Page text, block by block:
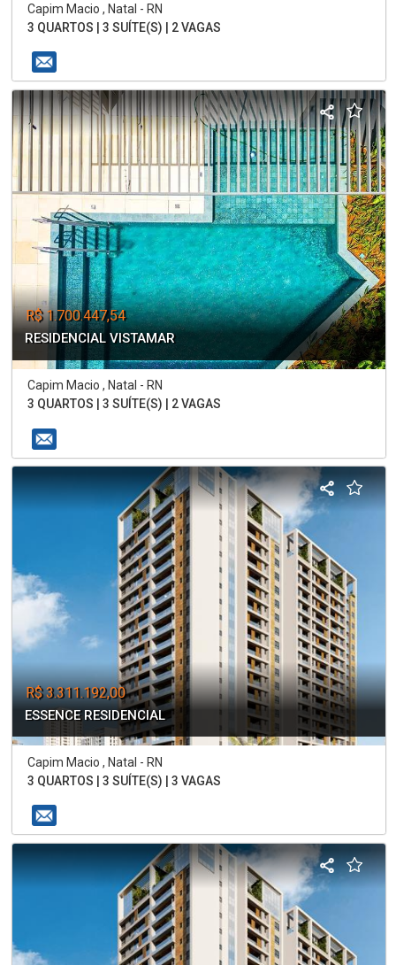
Capim Macio , Natal - RN
3 QUARTOS | 3 SUÍTE(S) | 2 VAGAS
R$ 1.700.447,54
RESIDENCIAL VISTAMAR
Capim Macio , Natal - RN
3 QUARTOS | 3 SUÍTE(S) | 2 VAGAS
R$ 3.311.192,00
ESSENCE RESIDENCIAL
Capim Macio , Natal - RN
3 QUARTOS | 3 SUÍTE(S) | 3 VAGAS